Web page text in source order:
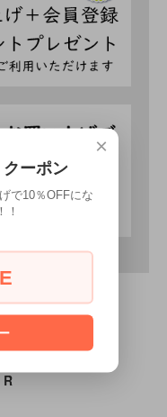
×
ーポン
で10％OFFにな
！